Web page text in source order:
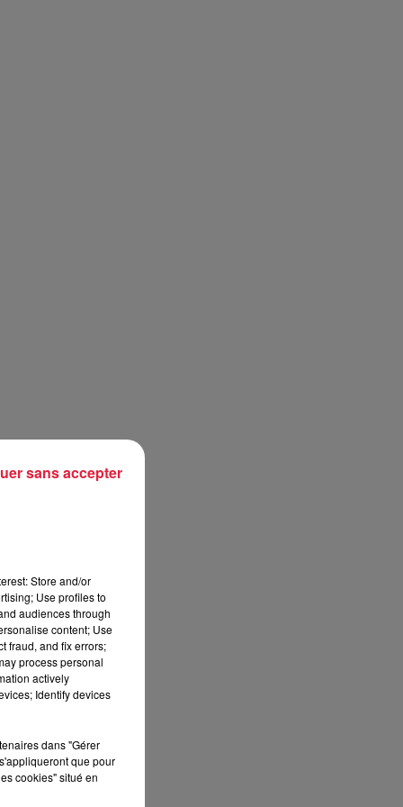
Store and/or
Use profiles to
audiences through
content; Use
fraud, and fix errors;
process personal
actively
Identify devices
dans "Gérer
que pour
cookies" situé en
sans accepter